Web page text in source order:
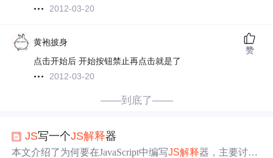
2012-03-20
黄袍披身
点击开始后 开始按钮禁止再点击就是了
2012-03-20
赞
——到底了——
JS写一个JS解释器
本文介绍了为何要在JavaScript中编写JS解释器，主要讨论